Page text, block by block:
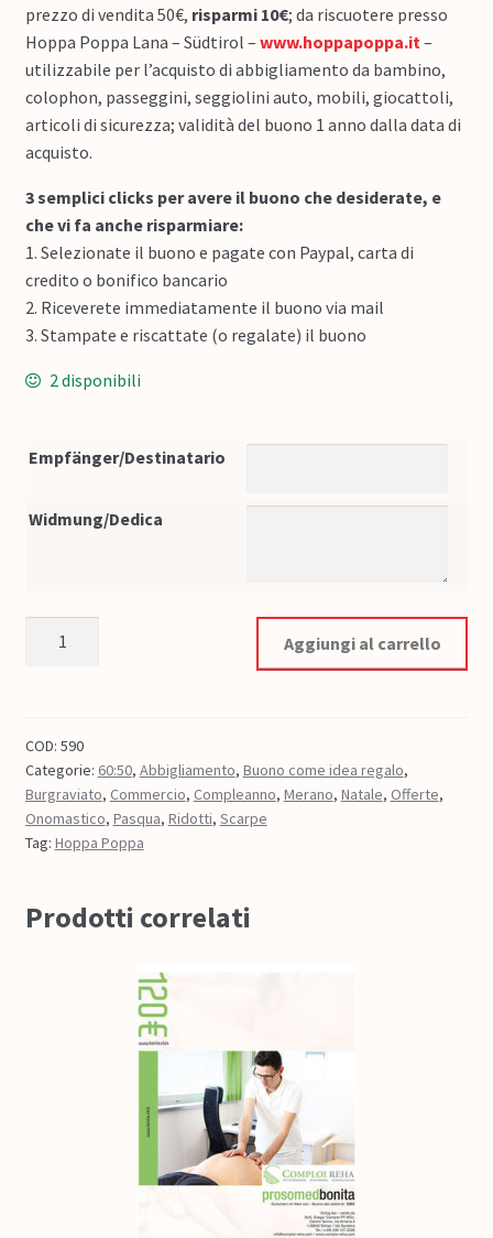
prezzo di vendita 50€, risparmi 10€; da riscuotere presso
Hoppa Poppa Lana – Südtirol – www.hoppapoppa.it–
utilizzabile per l’acquisto di abbigliamento da bambino,
colophon, passeggini, seggiolini auto, mobili, giocattoli,
articoli di sicurezza; validità del buono 1 anno dalla data di
acquisto.
3 semplici clicks per avere il buono che desiderate, e
che vi fa anche risparmiare:
1. Selezionate il buono e pagate con Paypal, carta di
credito o bonifico bancario
2. Riceverete immediatamente il buono via mail
3. Stampate e riscattate (o regalate) il buono
2 disponibili
Empfänger/Destinatario
Widmung/Dedica
Buono Hoppa Poppa 60 € quantità
Aggiungi al carrello
COD: 590
Categorie: 60:50, Abbigliamento, Buono come idea regalo,
Burgraviato, Commercio, Compleanno, Merano, Natale, Offerte,
Onomastico, Pasqua, Ridotti, Scarpe
Tag: Hoppa Poppa
Prodotti correlati